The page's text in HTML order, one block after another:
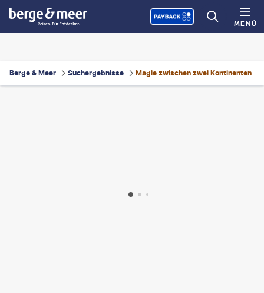
MENÜ
Berge & Meer Suchergebnisse Magie zwischen zwei Kontinenten